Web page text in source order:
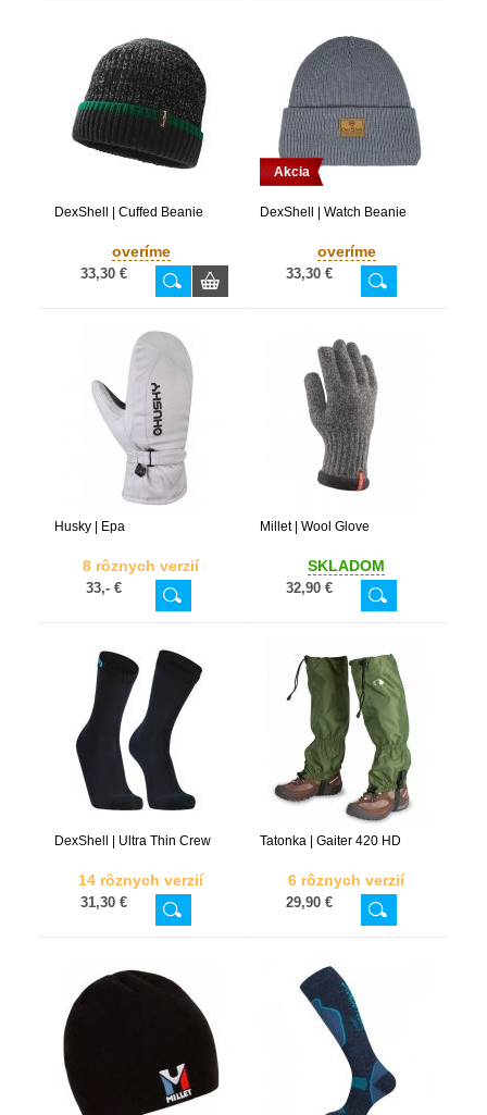
DexShell | Cuffed Beanie
overíme
33,30 €
Akcia
DexShell | Watch Beanie
overíme
33,30 €
Husky | Epa
8 rôznych verzií
33,- €
Millet | Wool Glove
SKLADOM
32,90 €
DexShell | Ultra Thin Crew
14 rôznych verzií
31,30 €
Tatonka | Gaiter 420 HD
6 rôznych verzií
29,90 €